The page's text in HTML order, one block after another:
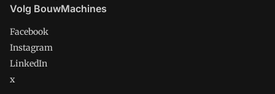
Volg BouwMachines
Facebook
Instagram
LinkedIn
x